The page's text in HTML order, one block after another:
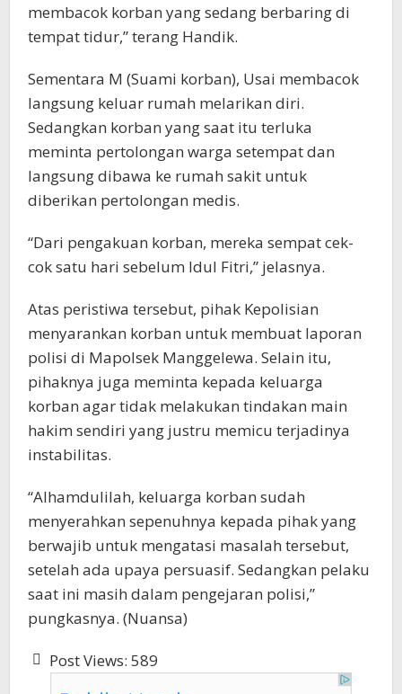
membacok korban yang sedang berbaring di
tempat tidur,” terang Handik.
Sementara M (Suami korban), Usai membacok
langsung keluar rumah melarikan diri.
Sedangkan korban yang saat itu terluka
meminta pertolongan warga setempat dan
langsung dibawa ke rumah sakit untuk
diberikan pertolongan medis.
“Dari pengakuan korban, mereka sempat cek-
cok satu hari sebelum Idul Fitri,” jelasnya.
Atas peristiwa tersebut, pihak Kepolisian
menyarankan korban untuk membuat laporan
polisi di Mapolsek Manggelewa. Selain itu,
pihaknya juga meminta kepada keluarga
korban agar tidak melakukan tindakan main
hakim sendiri yang justru memicu terjadinya
instabilitas.
“Alhamdulilah, keluarga korban sudah
menyerahkan sepenuhnya kepada pihak yang
berwajib untuk mengatasi masalah tersebut,
setelah ada upaya persuasif. Sedangkan pelaku
saat ini masih dalam pengejaran polisi,”
pungkasnya. (Nuansa)
Post Views: 589